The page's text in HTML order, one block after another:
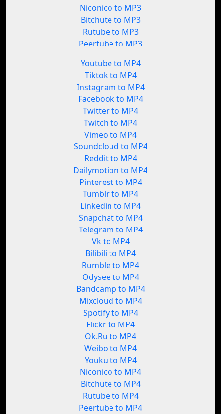
Niconico to MP3
Bitchute to MP3
Rutube to MP3
Peertube to MP3
Youtube to MP4
Tiktok to MP4
Instagram to MP4
Facebook to MP4
Twitter to MP4
Twitch to MP4
Vimeo to MP4
Soundcloud to MP4
Reddit to MP4
Dailymotion to MP4
Pinterest to MP4
Tumblr to MP4
Linkedin to MP4
Snapchat to MP4
Telegram to MP4
Vk to MP4
Bilibili to MP4
Rumble to MP4
Odysee to MP4
Bandcamp to MP4
Mixcloud to MP4
Spotify to MP4
Flickr to MP4
Ok.Ru to MP4
Weibo to MP4
Youku to MP4
Niconico to MP4
Bitchute to MP4
Rutube to MP4
Peertube to MP4